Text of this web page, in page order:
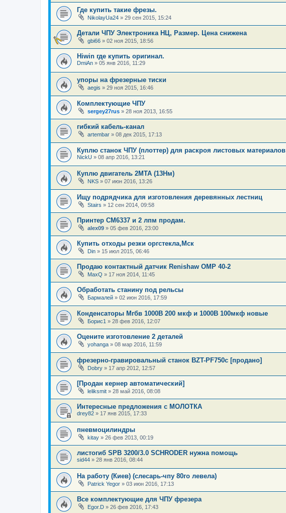
Где купить такие фрезы.
NikolayUa24 » 29 сен 2015, 15:24
Детали ЧПУ Электроника НЦ, Размер. Цена снижена
gbi66 » 02 ноя 2015, 18:56
Hiwin где купить оригинал.
DmiAn » 05 янв 2016, 11:29
упоры на фрезерные тиски
aegis » 29 ноя 2015, 16:46
Комплектующие ЧПУ
sergey27rus » 28 ноя 2013, 16:55
гибкий кабель-канал
artembar » 08 дек 2015, 17:13
Куплю станок ЧПУ (плоттер) для раскроя листовых материалов
NickU » 08 апр 2016, 13:21
Куплю двигатель 2МТА (13Нм)
NKS » 07 июн 2016, 13:26
Ищу подрядчика для изготовления деревянных лестниц
Stairs » 12 сен 2014, 09:58
Принтер СМ6337 и 2 лпм продам.
alex09 » 05 фев 2016, 23:00
Купить отходы резки оргстекла,Мск
Din » 15 июл 2015, 06:46
Продаю контактный датчик Renishaw OMP 40-2
MaxQ » 17 ноя 2014, 11:45
Обработать станину под рельсы
Бармалей » 02 июн 2016, 17:59
Конденсаторы Мгбв 1000В 200 мкф и 1000В 100мкф новые
Борис1 » 28 фев 2016, 12:07
Оцените изготовление 2 деталей
yohanga » 08 мар 2016, 11:59
фрезерно-гравировальный станок BZT-PF750c [продано]
Dobry » 17 апр 2012, 12:57
[Продан кернер автоматический]
leliksmit » 28 май 2016, 08:08
Интересные предложения с МОЛОТКА
drey82 » 17 янв 2015, 17:33
пневмоцилиндры
kitay » 26 фев 2013, 00:19
листогиб SPB 3200/3.0 SCHRODER нужна помощь
sid44 » 28 янв 2016, 08:44
На работу (Киев) (слесарь-чпу 80го левела)
Patrick Yegor » 03 июн 2016, 17:13
Все комплектующие для ЧПУ фрезера
Egor.D » 26 фев 2016, 17:43